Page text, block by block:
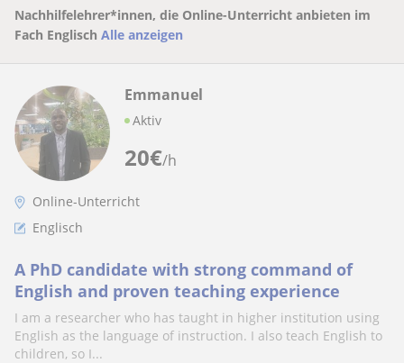
Nachhilfelehrer*innen, die Online-Unterricht anbieten im
Fach Englisch Alle anzeigen
20€/h
Emmanuel
Aktiv
Online-Unterricht
Englisch
A PhD candidate with strong command of
English and proven teaching experience
I am a researcher who has taught in higher institution using
English as the language of instruction. I also teach English to
children, so I...